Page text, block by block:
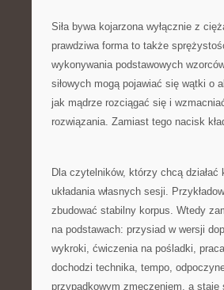
Siła bywa kojarzona wyłącznie z
prawdziwa forma to także
wykonywania podstawowych
siłowych mogą pojawiać się wątki o
jak mądrze rozciągać się i
rozwiązania. Zamiast tego nacisk
Dla czytelników, którzy chcą
układania własnych sesji.
zbudować stabilny korpus. Wtedy
na podstawach: przysiad w wersji
wykroki, ćwiczenia na pośladki,
dochodzi technika, tempo,
przypadkowym zmęczeniem, a staje